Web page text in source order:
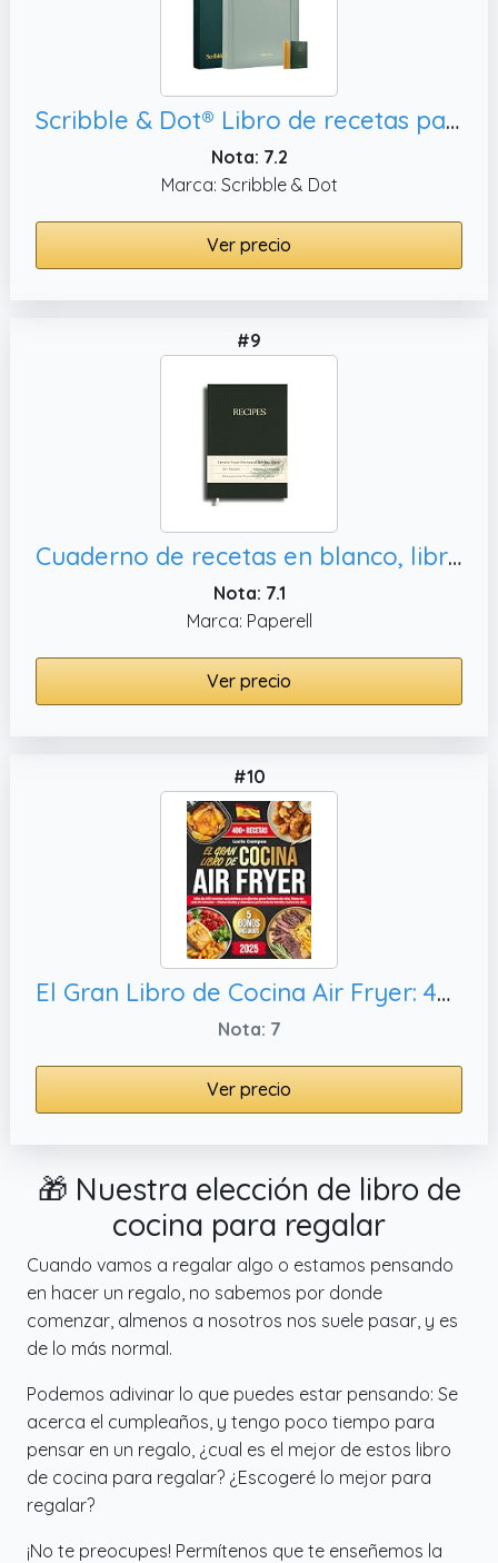
Scribble & Dot® Libro de recetas para escribir en tus propias recetas,
Nota: 7.2
Marca: Scribble & Dot
Ver precio
#9
Cuaderno de recetas en blanco, libro
Nota: 7.1
Marca: Paperell
Ver precio
#10
El Gran Libro de Cocina Air Fryer: 400+ recetas saludables y crujientes para freidora de aire, todos los días
Nota: 7
Ver precio
🎁 Nuestra elección de libro de
cocina para regalar
Cuando vamos a regalar algo o estamos pensando
en hacer un regalo, no sabemos por donde
comenzar, almenos a nosotros nos suele pasar, y es
de lo más normal.
Podemos adivinar lo que puedes estar pensando: Se
acerca el cumpleaños, y tengo poco tiempo para
pensar en un regalo, ¿cual es el mejor de estos libro
de cocina para regalar? ¿Escogeré lo mejor para
regalar?
¡No te preocupes! Permítenos que te enseñemos la